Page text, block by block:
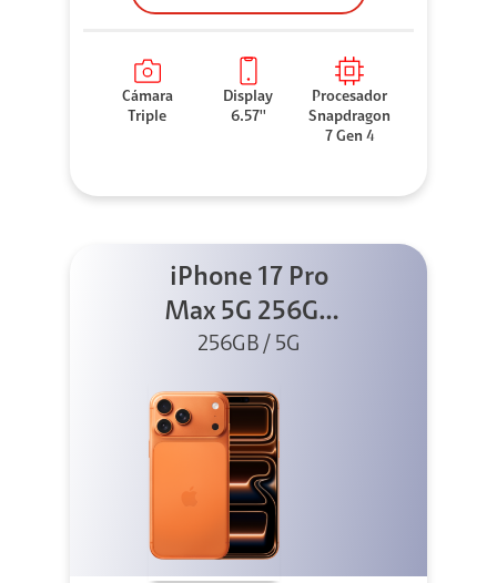
Cámara
Triple
Display
6.57''
Procesador
Snapdragon
7 Gen 4
iPhone 17 Pro
Max 5G 256GB
Cosmic Orange
256GB / 5G